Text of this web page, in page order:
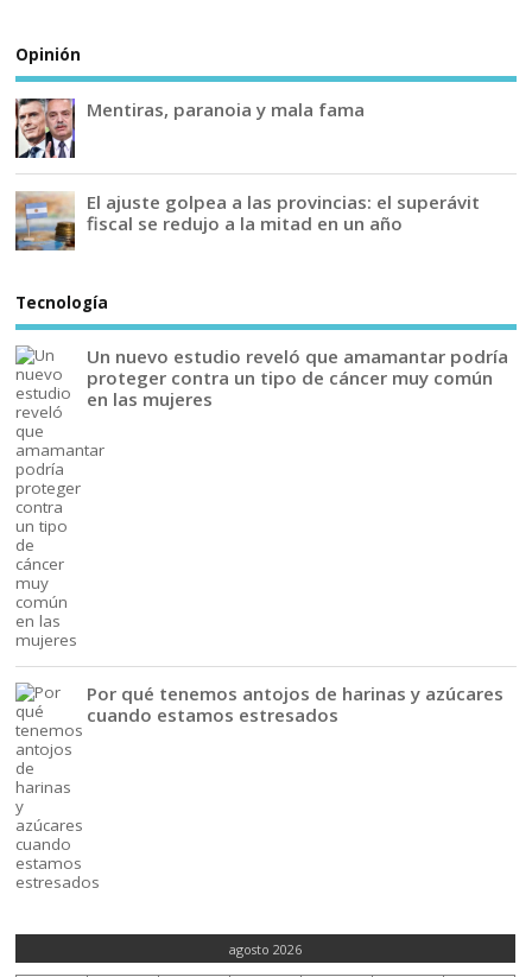
Opinión
Mentiras, paranoia y mala fama
El ajuste golpea a las provincias: el superávit
fiscal se redujo a la mitad en un año
Tecnología
Un nuevo estudio reveló que amamantar podría
proteger contra un tipo de cáncer muy común
en las mujeres
Por qué tenemos antojos de harinas y azúcares
cuando estamos estresados
agosto 2026